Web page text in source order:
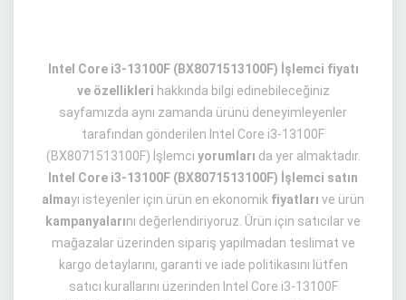
Intel Core i3-13100F (BX8071513100F) İşlemci fiyatı
ve özellikleri hakkında bilgi edinebileceğiniz
sayfamızda aynı zamanda ürünü deneyimleyenler
tarafından gönderilen Intel Core i3-13100F
(BX8071513100F) İşlemci yorumları da yer almaktadır.
Intel Core i3-13100F (BX8071513100F) İşlemci satın
almayı isteyenler için ürün en ekonomik fiyatları ve ürün
kampanyalarını değerlendiriyoruz. Ürün için satıcılar ve
mağazalar üzerinden sipariş yapılmadan teslimat ve
kargo detaylarını, garanti ve iade politikasını lütfen
satıcı kurallarını üzerinden Intel Core i3-13100F